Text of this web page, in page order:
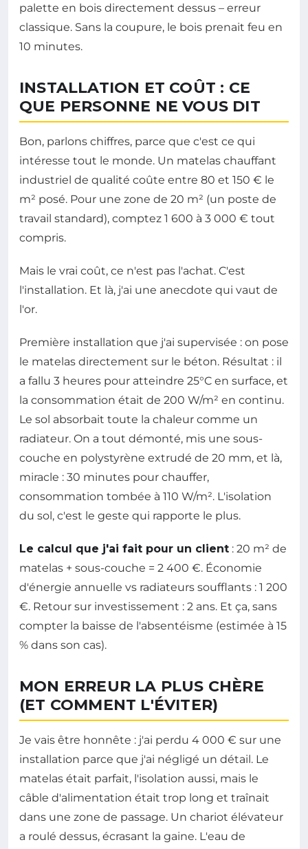
palette en bois directement dessus – erreur
classique. Sans la coupure, le bois prenait feu en
10 minutes.
INSTALLATION ET COÛT : CE
QUE PERSONNE NE VOUS DIT
Bon, parlons chiffres, parce que c'est ce qui
intéresse tout le monde. Un matelas chauffant
industriel de qualité coûte entre 80 et 150 € le
m² posé. Pour une zone de 20 m² (un poste de
travail standard), comptez 1 600 à 3 000 € tout
compris.
Mais le vrai coût, ce n'est pas l'achat. C'est
l'installation. Et là, j'ai une anecdote qui vaut de
l'or.
Première installation que j'ai supervisée : on pose
le matelas directement sur le béton. Résultat : il
a fallu 3 heures pour atteindre 25°C en surface, et
la consommation était de 200 W/m² en continu.
Le sol absorbait toute la chaleur comme un
radiateur. On a tout démonté, mis une sous-
couche en polystyrène extrudé de 20 mm, et là,
miracle : 30 minutes pour chauffer,
consommation tombée à 110 W/m². L'isolation
du sol, c'est le geste qui rapporte le plus.
Le calcul que j'ai fait pour un client : 20 m² de
matelas + sous-couche = 2 400 €. Économie
d'énergie annuelle vs radiateurs soufflants : 1 200
€. Retour sur investissement : 2 ans. Et ça, sans
compter la baisse de l'absentéisme (estimée à 15
% dans son cas).
MON ERREUR LA PLUS CHÈRE
(ET COMMENT L'ÉVITER)
Je vais être honnête : j'ai perdu 4 000 € sur une
installation parce que j'ai négligé un détail. Le
matelas était parfait, l'isolation aussi, mais le
câble d'alimentation était trop long et traînait
dans une zone de passage. Un chariot élévateur
a roulé dessus, écrasant la gaine. L'eau de